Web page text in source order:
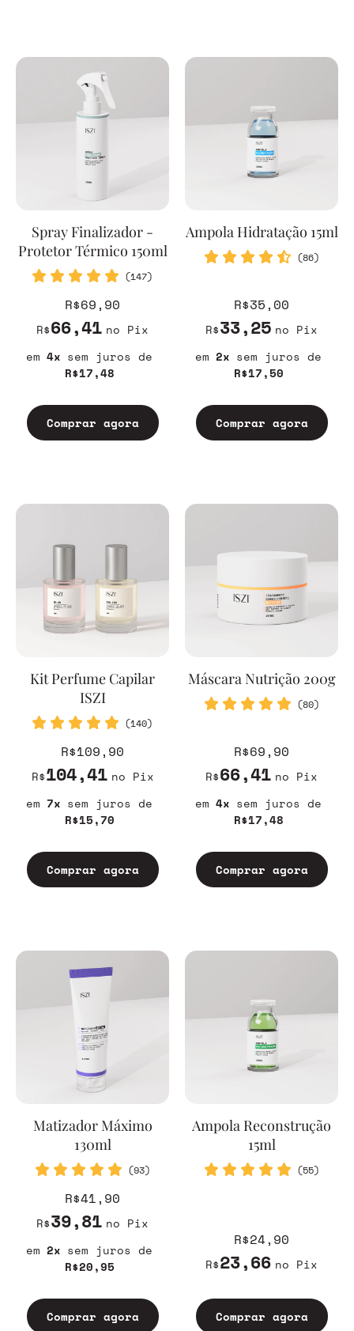
Spray Finalizador -
Protetor Térmico 150ml
(147)
R$69,90
R$66,41 no Pix
4
R$17,48
sem juros
Comprar agora
Ampola Hidratação 15ml
(86)
R$35,00
R$33,25 no Pix
2
R$17,50
sem juros
Comprar agora
Kit Perfume Capilar
ISZI
(140)
R$109,90
R$104,41 no Pix
7
R$15,70
sem juros
Comprar agora
Máscara Nutrição 200g
(80)
R$69,90
R$66,41 no Pix
4
R$17,48
sem juros
Comprar agora
Matizador Máximo
130ml
(93)
R$41,90
R$39,81 no Pix
2
R$20,95
sem juros
Comprar agora
Ampola Reconstrução
15ml
(55)
R$24,90
R$23,66 no Pix
Comprar agora